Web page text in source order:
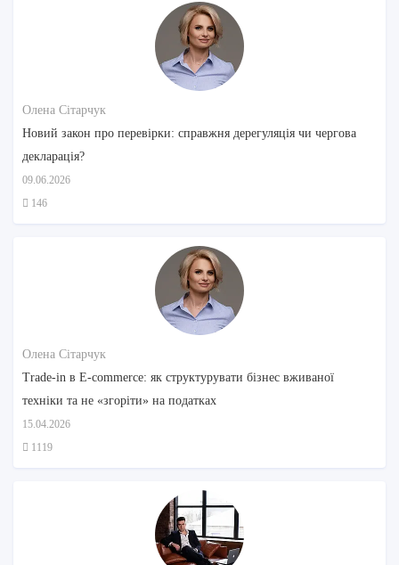
Олена Сітарчук
Новий закон про перевірки: справжня дерегуляція чи чергова
декларація?
09.06.2026
146
Олена Сітарчук
Trade-in в E-commerce: як структурувати бізнес вживаної
техніки та не «згоріти» на податках
15.04.2026
1119